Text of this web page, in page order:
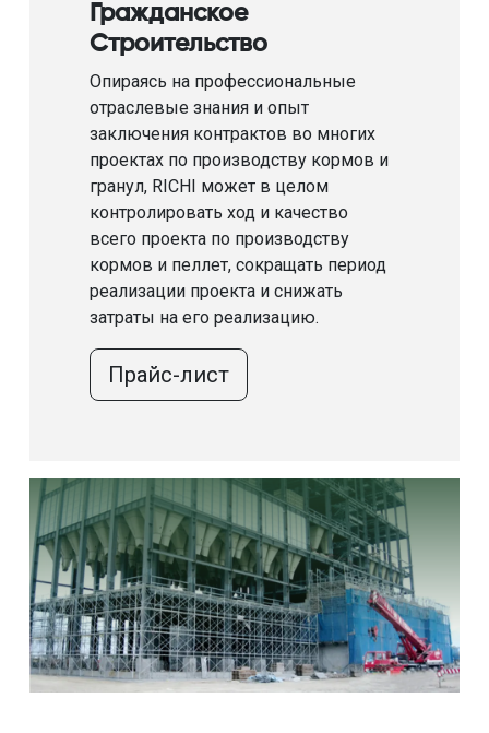
Гражданское
Строительство
Опираясь на профессиональные
отраслевые знания и опыт
заключения контрактов во многих
проектах по производству кормов и
гранул, RICHI может в целом
контролировать ход и качество
всего проекта по производству
кормов и пеллет, сокращать период
реализации проекта и снижать
затраты на его реализацию.
Прайс-лист